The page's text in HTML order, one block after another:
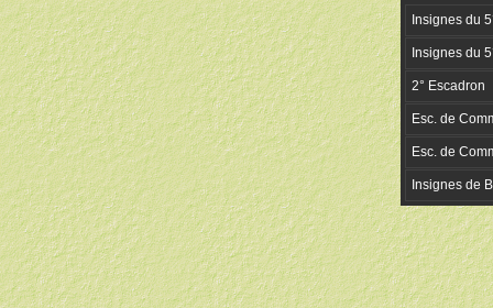
Insignes du
Insignes du
2° Escadron
Esc. de
Esc. de
Insignes de